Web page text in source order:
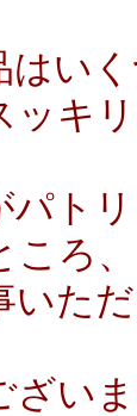
はい
ッキ
パト
ろ、
いた
ざい